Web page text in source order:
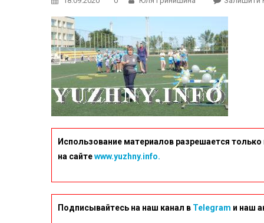
Использование материалов разрешается
на сайтеwww.yuzhny.info.
Подписывайтесь на наш канал в Telegram и наш